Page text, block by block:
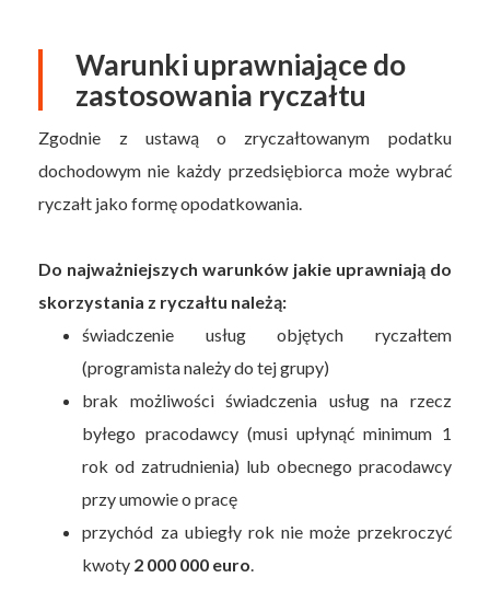
Warunki uprawniające do
zastosowania ryczałtu
Zgodnie z ustawą o zryczałtowanym podatku
dochodowym nie każdy przedsiębiorca może wybrać
ryczałt jako formę opodatkowania.
Do najważniejszych warunków jakie uprawniają do
skorzystania z ryczałtu należą:
świadczenie usług objętych ryczałtem
(programista należy do tej grupy)
brak możliwości świadczenia usług na rzecz
byłego pracodawcy (musi upłynąć minimum 1
rok od zatrudnienia) lub obecnego pracodawcy
przy umowie o pracę
przychód za ubiegły rok nie może przekroczyć
kwoty 2 000 000 euro